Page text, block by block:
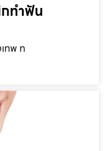
ทำฟัน
ทพ ท